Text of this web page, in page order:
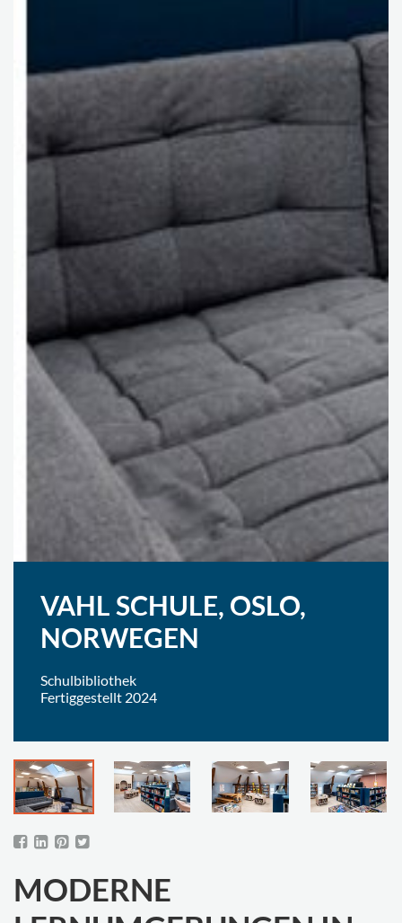
VAHL SCHULE, OSLO,
NORWEGEN
Schulbibliothek
Fertiggestellt 2024
MODERNE